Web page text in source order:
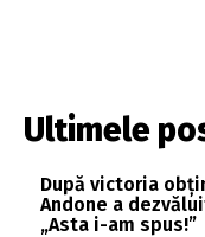
Ultimele
După victoria
Andone a
„Asta i-am spus!”